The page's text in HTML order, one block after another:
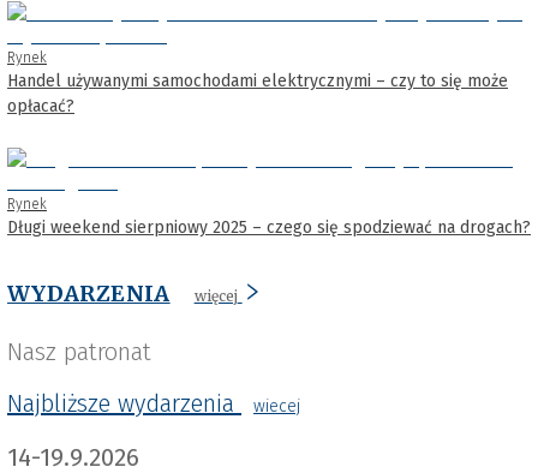
Rynek
Handel używanymi samochodami elektrycznymi – czy to się może
opłacać?
Rynek
Długi weekend sierpniowy 2025 – czego się spodziewać na drogach?
WYDARZENIA więcej
Nasz patronat
Najbliższe wydarzenia
wiecej
14-19.9.2026